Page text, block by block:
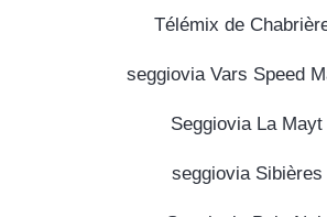
Télémix de
seggiovia Vars Speed
Seggiovia La Mayt
seggiovia Sibières